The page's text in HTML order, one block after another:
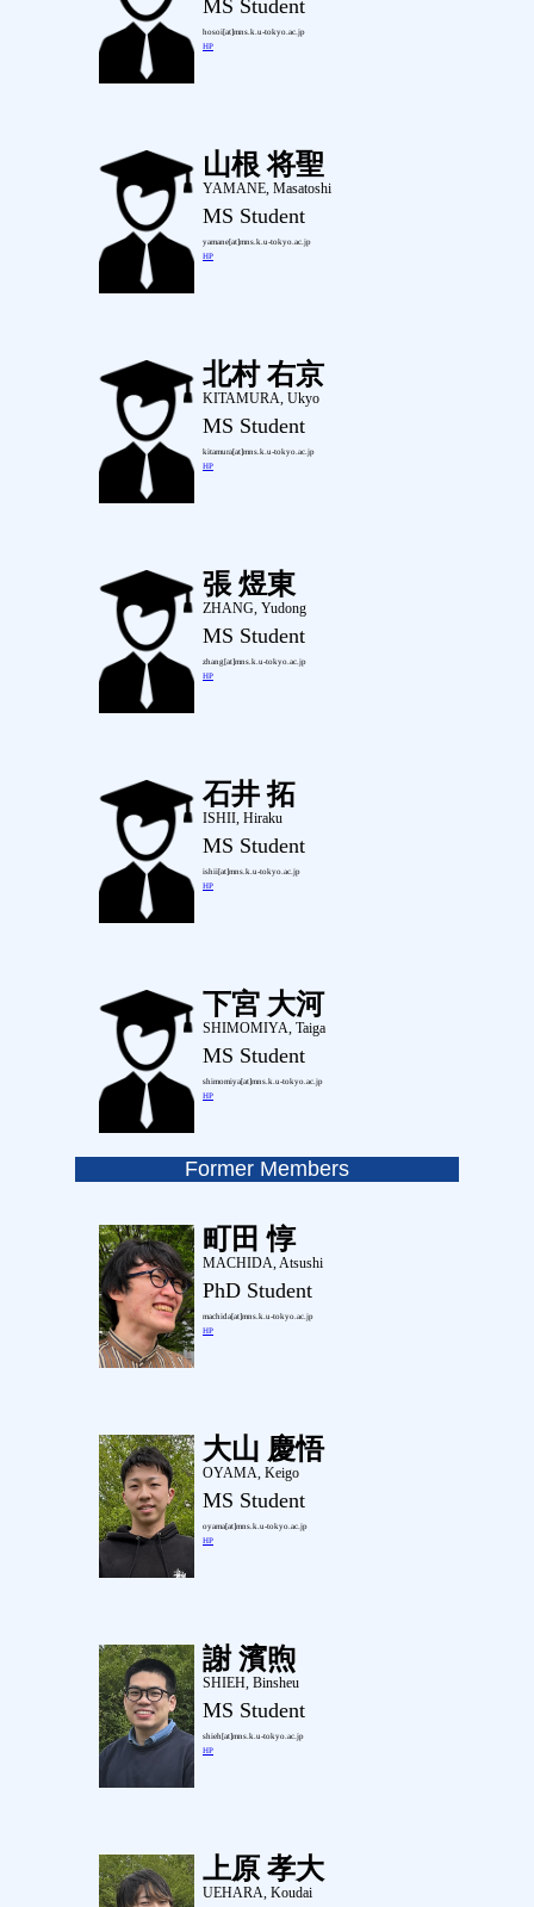
MS Student
hosoi[at]mns.k.u-tokyo.ac.jp
HP
山根 将聖
YAMANE, Masatoshi
MS Student
yamane[at]mns.k.u-tokyo.ac.jp
HP
北村 右京
KITAMURA, Ukyo
MS Student
kitamura[at]mns.k.u-tokyo.ac.jp
HP
張 煜東
ZHANG, Yudong
MS Student
zhang[at]mns.k.u-tokyo.ac.jp
HP
石井 拓
ISHII, Hiraku
MS Student
ishii[at]mns.k.u-tokyo.ac.jp
HP
下宮 大河
SHIMOMIYA, Taiga
MS Student
shimomiya[at]mns.k.u-tokyo.ac.jp
HP
Former Members
町田 惇
MACHIDA, Atsushi
PhD Student
machida[at]mns.k.u-tokyo.ac.jp
HP
大山 慶悟
OYAMA, Keigo
MS Student
oyama[at]mns.k.u-tokyo.ac.jp
HP
謝 濱煦
SHIEH, Binsheu
MS Student
shieh[at]mns.k.u-tokyo.ac.jp
HP
上原 孝大
UEHARA, Koudai